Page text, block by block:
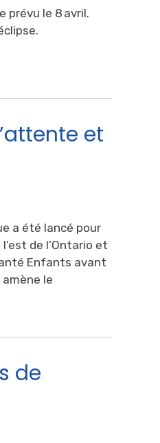
prévu le 8 avril.
et
a été lancé pour
de l’Ontario et
Enfants avant
le
de